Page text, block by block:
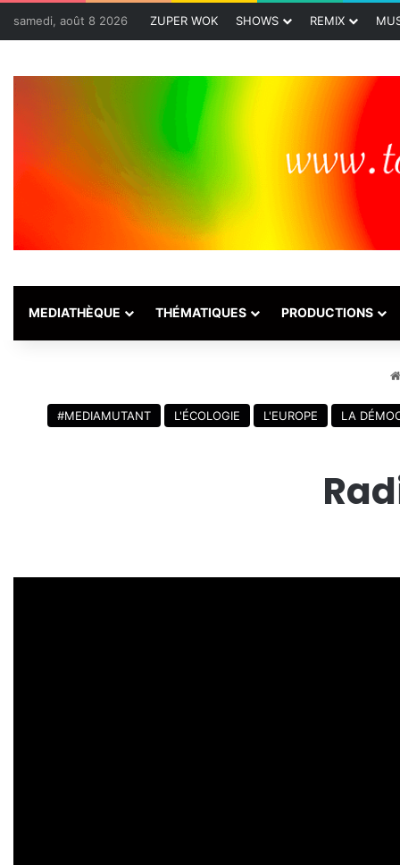
samedi, août 8 2026 ZUPER WOK SHOWS REMIX
MEDIATHÈQUE THÉMATIQUES PRODUCTIONS
#MEDIAMUTANT L'ÉCOLOGIE L'EUROPE LA